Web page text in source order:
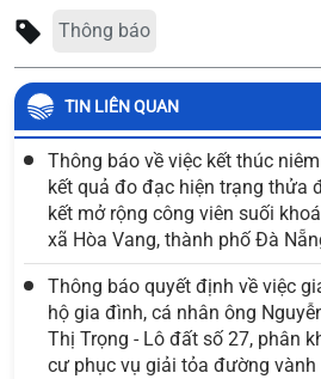
Thông báo
TIN LIÊN QUAN
Thông báo về việc kết thúc
kết quả đo đạc hiện trạng thửa
kết mở rộng công viên suối
xã Hòa Vang, thành phố Đà
Thông báo quyết định về việc
hộ gia đình, cá nhân ông
Thị Trọng - Lô đất số 27, phân
cư phục vụ giải tỏa đường